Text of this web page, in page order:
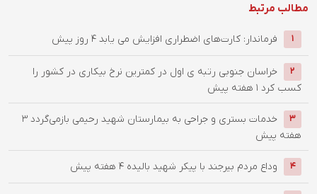
مطالب مرتبط
1 فرماندار: کارت‌های اضطراری افزایش می یابد 4 روز پیش
2
خراسان جنوبی رتبه ی اول در کمترین نرخ بیکاری در کشور را
کسب کرد 1 هفته پیش
3 خدمات بستری و جراحی به بیمارستان شهید رحیمی بازمی‌گردد 3
هفته پیش
4 وداع مردم بیرجند با پیکر شهید بالیده 4 هفته پیش